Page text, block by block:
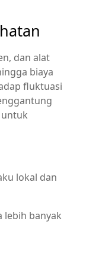
dan alat
biaya
fluktuasi
lokal dan
lebih banyak